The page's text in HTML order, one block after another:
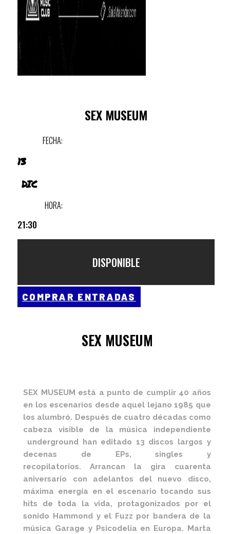
SEX MUSEUM
FECHA:
13
DIC
HORA:
21:30
DISPONIBLE
COMPRAR ENTRADAS
SEX MUSEUM
SEX MUSEUM está a punto de cumplir 40 años
en los escenarios desde aquel lejano 1985 que
los alumbró. Después de cuatro décadas como
cabeza visible de la música independiente
underground han editado 13 discos largos y
decenas de EPs, singles y
recopilatorios.
Arrancan la gira cuarenta
aniversario con adelantos del nuevo disco,
máxima energía en el escenario tocando sus
hits de toda la vida, protagonizados por el
sonido Hammond y el Fuzz por bandera de la
música Garage y Psicodelia en Europa.
Marta